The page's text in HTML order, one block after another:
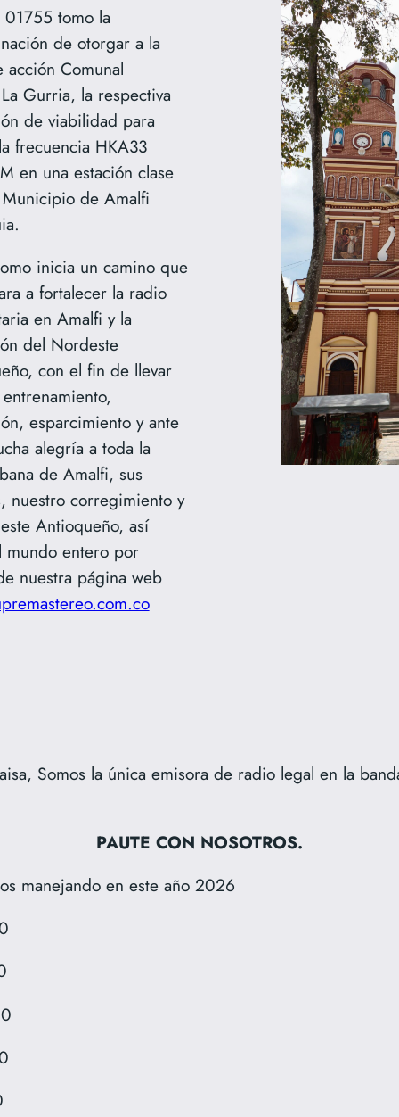
tomo la
de otorgar a la
acción Comunal
Gurria, la respectiva
de viabilidad para
frecuencia HKA33
en una estación clase
de Amalfi
inicia un camino que
a fortalecer la radio
en Amalfi y la
del Nordeste
con el fin de llevar
esparcimiento y ante
alegría a toda la
de Amalfi, sus
nuestro corregimiento y
Antioqueño, así
mundo entero por
nuestra página web
Somos la única emisora de radio legal en la
PAUTE CON NOSOTROS.
manejando en este año 2026